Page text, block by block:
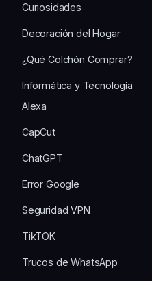
Curiosidades
Decoración del Hogar
¿Qué Colchón Comprar?
Informática y Tecnología
Alexa
CapCut
ChatGPT
Error Google
Seguridad VPN
TikTOK
Trucos de WhatsApp